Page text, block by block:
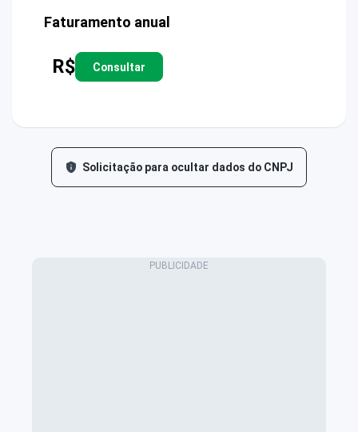
Faturamento anual
R$ Consultar
Solicitação para ocultar dados do CNPJ